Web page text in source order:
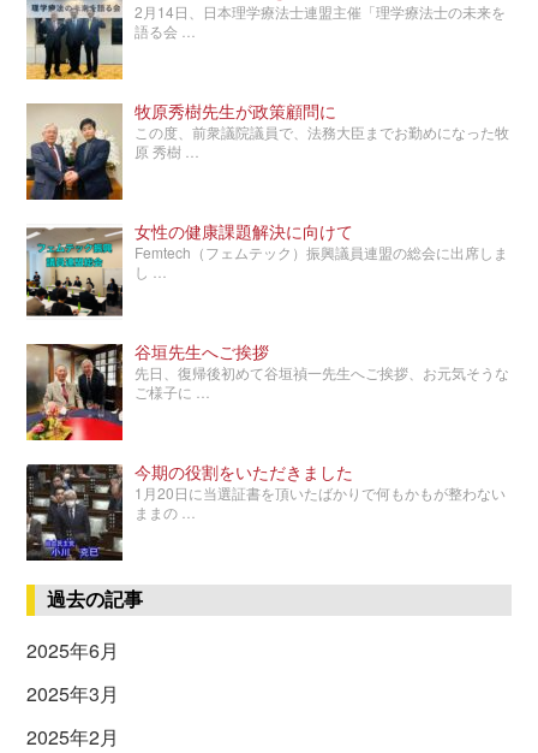
2月14日、日本理学療法士連盟主催「理学療法士の未来を
語る会 …
牧原秀樹先生が政策顧問に
この度、前衆議院議員で、法務大臣までお勤めになった牧
原 秀樹 …
女性の健康課題解決に向けて
Femtech（フェムテック）振興議員連盟の総会に出席しま
し …
谷垣先生へご挨拶
先日、復帰後初めて谷垣禎一先生へご挨拶、お元気そうな
ご様子に …
今期の役割をいただきました
1月20日に当選証書を頂いたばかりで何もかもが整わない
ままの …
過去の記事
2025年6月
2025年3月
2025年2月